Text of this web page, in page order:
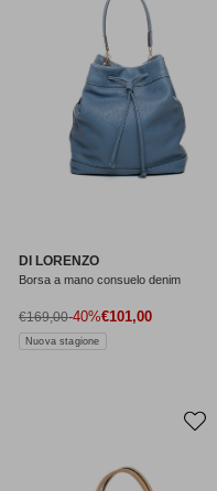
DI LORENZO
Borsa a mano consuelo denim
Prezzo di vendita
€101,00
Prezzo normale
€169,00-40%
Nuova stagione